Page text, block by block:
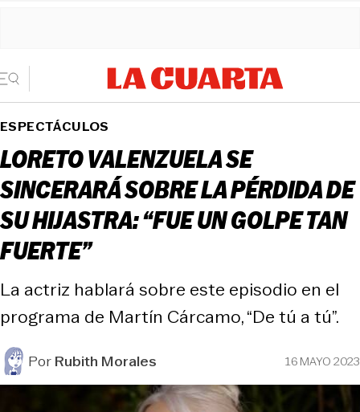
ESPECTÁCULOS
LORETO VALENZUELA SE
SINCERARÁ SOBRE LA PÉRDIDA DE
SU HIJASTRA: “FUE UN GOLPE TAN
FUERTE”
La actriz hablará sobre este episodio en el
programa de Martín Cárcamo, “De tú a tú”.
PorRubith Morales 16 MAYO 2023